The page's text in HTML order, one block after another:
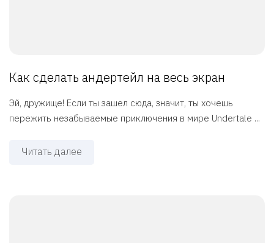
Как сделать андертейл на весь экран
Эй, дружище! Если ты зашел сюда, значит, ты хочешь
пережить незабываемые приключения в мире Undertale ...
Читать далее